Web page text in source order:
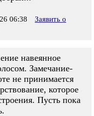
06:38
Заявить о
навеянное
Замечание-
не принимается
которое
Пусть пока